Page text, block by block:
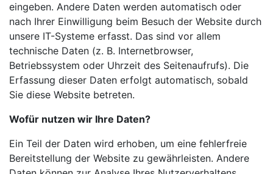
eingeben. Andere Daten werden automatisch oder
nach Ihrer Einwilligung beim Besuch der Website durch
unsere IT-Systeme erfasst. Das sind vor allem
technische Daten (z. B. Internetbrowser,
Betriebssystem oder Uhrzeit des Seitenaufrufs). Die
Erfassung dieser Daten erfolgt automatisch, sobald
Sie diese Website betreten.
Wofür nutzen wir Ihre Daten?
Ein Teil der Daten wird erhoben, um eine fehlerfreie
Bereitstellung der Website zu gewährleisten. Andere